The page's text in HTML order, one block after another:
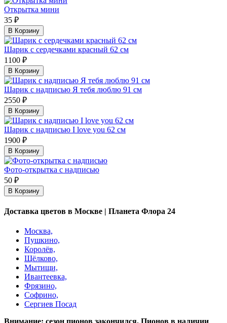
Открытка мини
35 ₽
В Корзину
Шарик с сердечками красный 62 см
1100 ₽
В Корзину
Шарик с надписью Я тебя люблю 91 см
2550 ₽
В Корзину
Шарик с надписью I love you 62 см
1900 ₽
В Корзину
Фото-открытка с надписью
50 ₽
В Корзину
Доставка цветов в Москве | Планета Флора 24
Москва,
Пушкино,
Королёв,
Щёлково,
Мытищи,
Ивантеевка,
Фрязино,
Софрино,
Сергиев Посад